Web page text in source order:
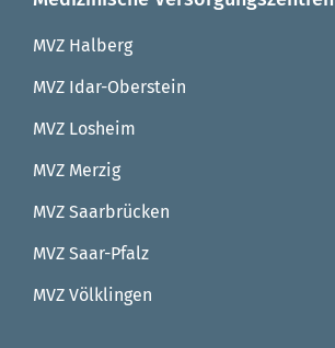
MVZ Halberg
MVZ Idar-Oberstein
MVZ Losheim
MVZ Merzig
MVZ Saarbrücken
MVZ Saar-Pfalz
MVZ Völklingen